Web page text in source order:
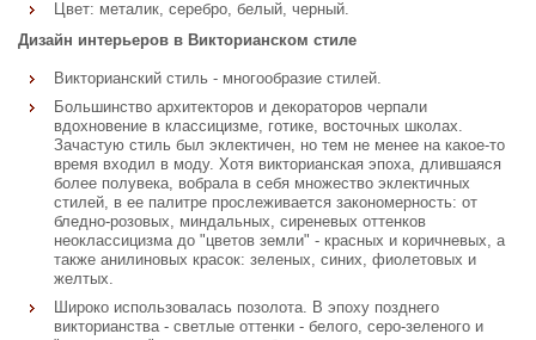
Цвет: металик, серебро, белый, черный.
Дизайн интерьеров в Викторианском стиле
Викторианский стиль - многообразие стилей.
Большинство архитекторов и декораторов черпали
вдохновение в классицизме, готике, восточных школах.
Зачастую стиль был эклектичен, но тем не менее на какое-то
время входил в моду. Хотя викторианская эпоха, длившаяся
более полувека, вобрала в себя множество эклектичных
стилей, в ее палитре прослеживается закономерность: от
бледно-розовых, миндальных, сиреневых оттенков
неоклассицизма до "цветов земли" - красных и коричневых, а
также анилиновых красок: зеленых, синих, фиолетовых и
желтых.
Широко использовалась позолота. В эпоху позднего
викторианства - светлые оттенки - белого, серо-зеленого и